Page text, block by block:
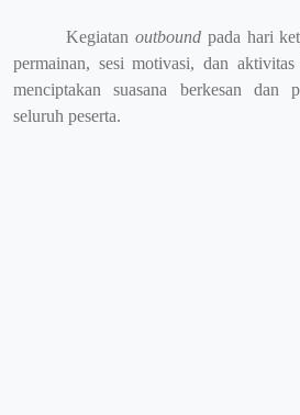
Kegiatan outboundpada hari
permainan, sesi motivasi, dan
menciptakan suasana berkesan dan
seluruh peserta.